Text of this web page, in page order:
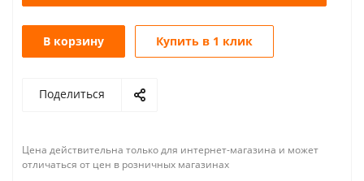
В корзину Купить в 1 клик
Поделиться
Цена действительна только для интернет-магазина и может
отличаться от цен в розничных магазинах